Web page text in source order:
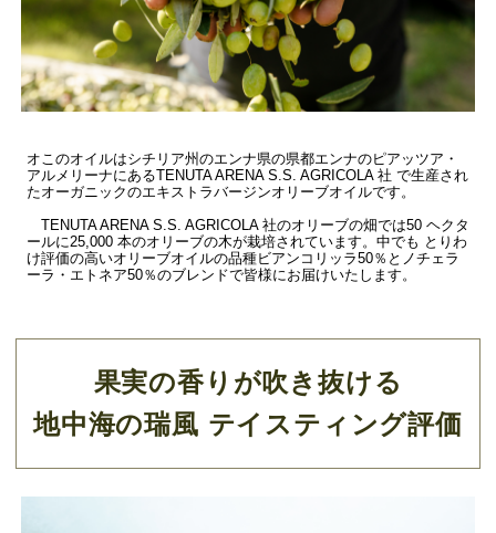
オこのオイルはシチリア州のエンナ県の県都エンナのピアッツア・
アルメリーナにあるTENUTA ARENA S.S. AGRICOLA 社 で生産され
たオーガニックのエキストラバージンオリーブオイルです。
TENUTA ARENA S.S. AGRICOLA 社のオリーブの畑では50 ヘクタ
ールに25,000 本のオリーブの木が栽培されています。中でも とりわ
け評価の高いオリーブオイルの品種ビアンコリッラ50％とノチェラ
ーラ・エトネア50％のブレンドで皆様にお届けいたします。
果実の香りが吹き抜ける
地中海の瑞風 テイスティング評価